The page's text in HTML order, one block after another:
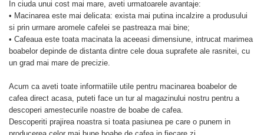
In ciuda unui cost mai mare, aveti urmatoarele avantaje:
• Macinarea este mai delicata: exista mai putina incalzire a produsului
si prin urmare aromele cafelei se pastreaza mai bine;
• Cafeaua este toata macinata la aceeasi dimensiune, intrucat marimea
boabelor depinde de distanta dintre cele doua suprafete ale rasnitei, cu
un grad mai mare de precizie.
Acum ca aveti toate informatiile utile pentru macinarea boabelor de
cafea direct acasa, puteti face un tur al magazinului nostru pentru a
descoperi amestecurile noastre de boabe de cafea.
Descoperiti prajirea noastra si toata pasiunea pe care o punem in